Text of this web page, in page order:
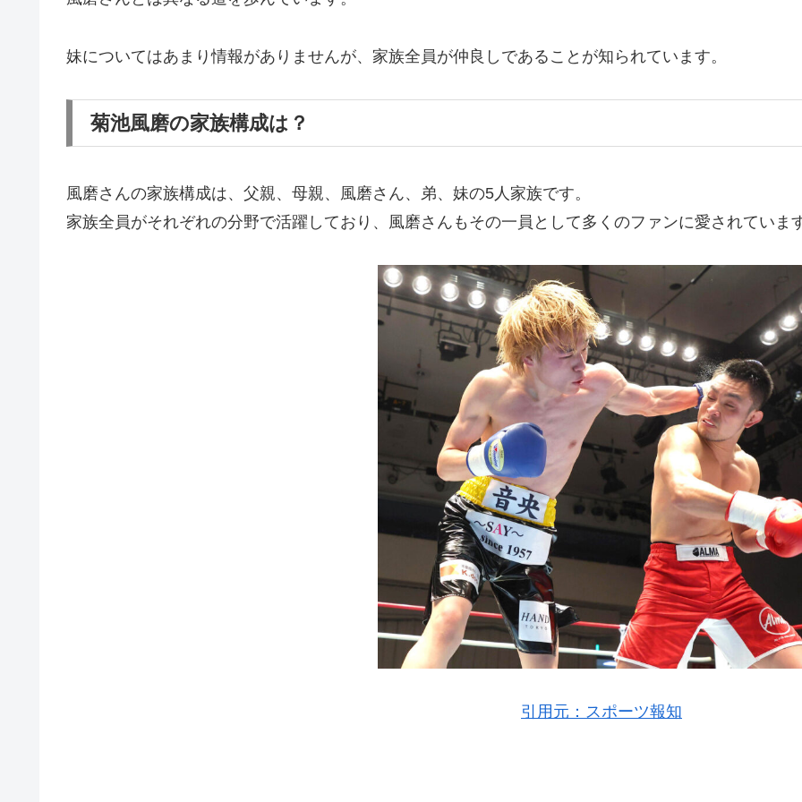
妹についてはあまり情報がありませんが、家族全員が仲良しであることが知られています。
菊池風磨の家族構成は？
風磨さんの家族構成は、父親、母親、風磨さん、弟、妹の5人家族です。
家族全員がそれぞれの分野で活躍しており、風磨さんもその一員として多くのファンに愛されていま
引用元：スポーツ報知